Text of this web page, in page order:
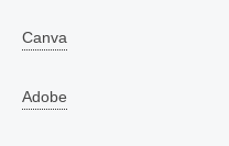
Canva
Adobe